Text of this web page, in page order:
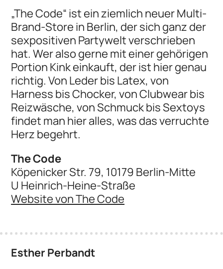
„The Code“ ist ein ziemlich neuer Multi-
Brand-Store in Berlin, der sich ganz der
sexpositiven Partywelt verschrieben
hat. Wer also gerne mit einer gehörigen
Portion Kink einkauft, der ist hier genau
richtig. Von Leder bis Latex, von
Harness bis Chocker, von Clubwear bis
Reizwäsche, von Schmuck bis Sextoys
findet man hier alles, was das verruchte
Herz begehrt.
The Code
Köpenicker Str. 79, 10179 Berlin-Mitte
U Heinrich-Heine-Straße
Website von The Code
Esther Perbandt